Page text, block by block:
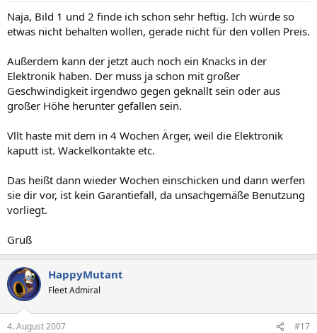
Naja, Bild 1 und 2 finde ich schon sehr heftig. Ich würde so
etwas nicht behalten wollen, gerade nicht für den vollen Preis.
Außerdem kann der jetzt auch noch ein Knacks in der
Elektronik haben. Der muss ja schon mit großer
Geschwindigkeit irgendwo gegen geknallt sein oder aus
großer Höhe herunter gefallen sein.
Vllt haste mit dem in 4 Wochen Ärger, weil die Elektronik
kaputt ist. Wackelkontakte etc.
Das heißt dann wieder Wochen einschicken und dann werfen
sie dir vor, ist kein Garantiefall, da unsachgemäße Benutzung
vorliegt.
Gruß
HappyMutant
Fleet Admiral
4. August 2007 #17